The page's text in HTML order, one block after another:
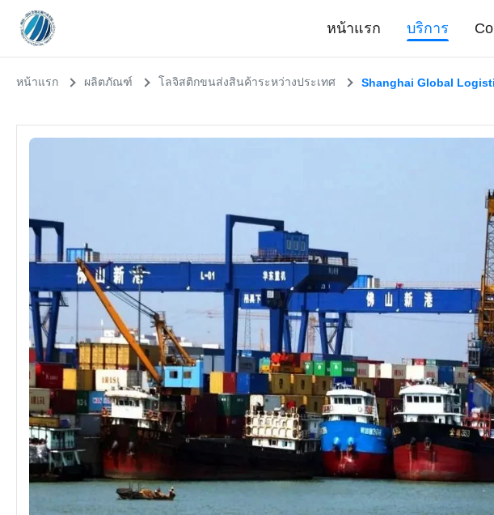
หน้าแรก บริการ
หน้าแรก ผลิตภัณฑ์ โลจิสติกขนส่งสินค้าระหว่างประเทศ Shanghai Global